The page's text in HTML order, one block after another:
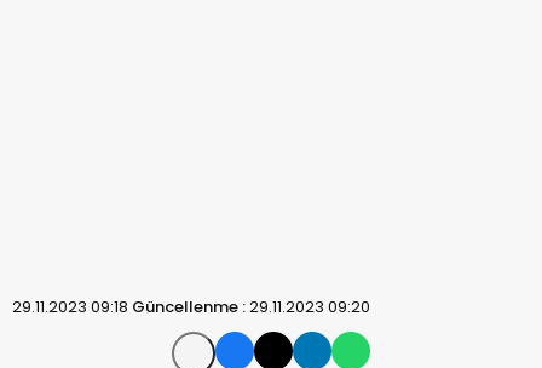
29.11.2023 09:18 Güncellenme :29.11.2023 09:20